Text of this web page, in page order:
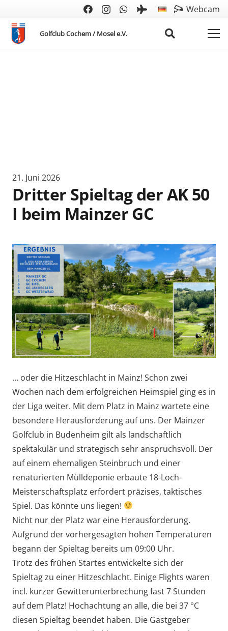
Webcam
Golfclub Cochem / Mosel e.V.
21. Juni 2026
Dritter Spieltag der AK 50
I beim Mainzer GC
… oder die Hitzeschlacht in Mainz! Schon zwei
Wochen nach dem erfolgreichen Heimspiel ging es in
der Liga weiter. Mit dem Platz in Mainz wartete eine
besondere Herausforderung auf uns. Der Mainzer
Golfclub in Budenheim gilt als landschaftlich
spektakulär und strategisch sehr anspruchsvoll. Der
auf einem ehemaligen Steinbruch und einer
renaturierten Mülldeponie erbaute 18-Loch-
Meisterschaftsplatz erfordert präzises, taktisches
Spiel. Das könnte uns liegen!
Nicht nur der Platz war eine Herausforderung.
Aufgrund der vorhergesagten hohen Temperaturen
begann der Spieltag bereits um 09:00 Uhr.
Trotz des frühen Startes entwickelte sich der
Spieltag zu einer Hitzeschlacht. Einige Flights waren
incl. kurzer Gewitterunterbrechung fast 7 Stunden
auf dem Platz! Hochachtung an alle, die bei 37 °C
diesen Spieltag beendet haben. Die Gastgeber